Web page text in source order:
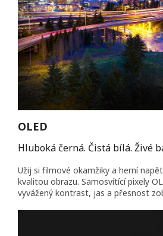
OLED
Hluboká černá. Čistá bílá. Živé
Užij si filmové okamžiky a herní
kvalitou obrazu. Samosvítící pixely
vyvážený kontrast, jas a přesnost